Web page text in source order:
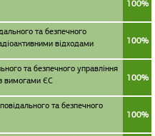
100%
та безпечного
відходами
100%
та безпечного управління
вимогами ЄС
100%
та безпечного
100%